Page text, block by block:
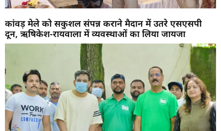
कांवड़ मेले को सकुशल संपन्न कराने मैदान में उतरे एसएसपी
दून, ऋषिकेश-रायवाला में व्यवस्थाओं का लिया जायजा